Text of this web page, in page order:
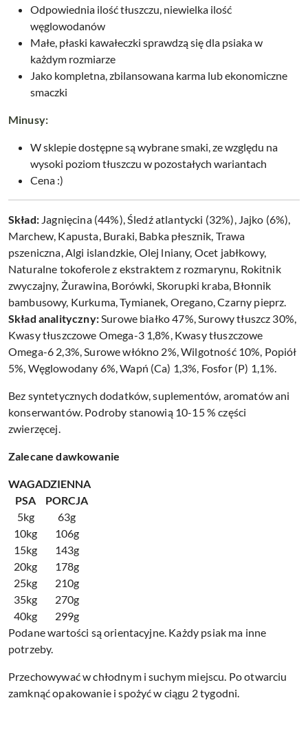
Odpowiednia ilość tłuszczu, niewielka ilość
węglowodanów
Małe, płaski kawałeczki sprawdzą się dla psiaka w
każdym rozmiarze
Jako kompletna, zbilansowana karma lub ekonomiczne
smaczki
Minusy:
W sklepie dostępne są wybrane smaki, ze względu na
wysoki poziom tłuszczu w pozostałych wariantach
Cena :)
Skład:Jagnięcina (44%), Śledź atlantycki (32%), Jajko (6%),
Marchew, Kapusta, Buraki, Babka płesznik, Trawa
pszeniczna, Algi islandzkie, Olej lniany, Ocet jabłkowy,
Naturalne tokoferole z ekstraktem z rozmarynu, Rokitnik
zwyczajny, Żurawina, Borówki, Skorupki kraba, Błonnik
bambusowy, Kurkuma, Tymianek, Oregano, Czarny pieprz.
Skład analityczny: Surowe białko 47%, Surowy tłuszcz 30%,
Kwasy tłuszczowe Omega-3 1,8%, Kwasy tłuszczowe
Omega-6 2,3%, Surowe włókno 2%, Wilgotność 10%, Popiół
5%, Węglowodany 6%, Wapń (Ca) 1,3%, Fosfor (P) 1,1%.
Bez syntetycznych dodatków, suplementów, aromatów ani
konserwantów. Podroby stanowią 10-15 % części
zwierzęcej.
Zalecane dawkowanie
WAGA
PSA
DZIENNA
PORCJA
5kg
63g
10kg
106g
15kg
143g
20kg
178g
25kg
210g
35kg
270g
40kg
299g
Podane wartości są orientacyjne. Każdy psiak ma inne
potrzeby.
Przechowywać w chłodnym i suchym miejscu. Po otwarciu
zamknąć opakowanie i spożyć w ciągu 2 tygodni.